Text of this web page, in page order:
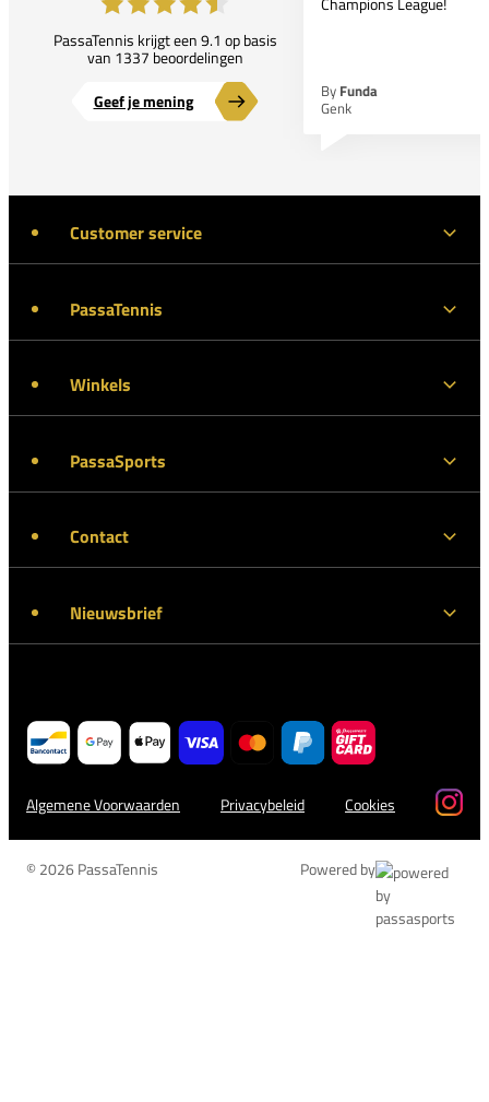
PassaTennis krijgt een 9.1 op basis
van 1337 beoordelingen
Geef je mening
By Funda
Genk
Customer service
PassaTennis
Winkels
PassaSports
Contact
Nieuwsbrief
Algemene Voorwaarden Privacybeleid Cookies
© 2026 PassaTennis Powered by